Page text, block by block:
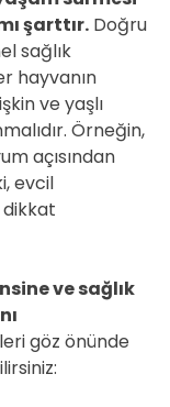
şarttır. Doğru
sağlık
hayvanın
ve yaşlı
Örneğin,
açısından
evcil
dikkat
ve sağlık
göz önünde